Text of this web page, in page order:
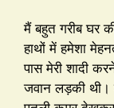
मैं बहुत गरीब घर
हाथों में हमेशा
पास मेरी शादी
जवान लड़की थी।